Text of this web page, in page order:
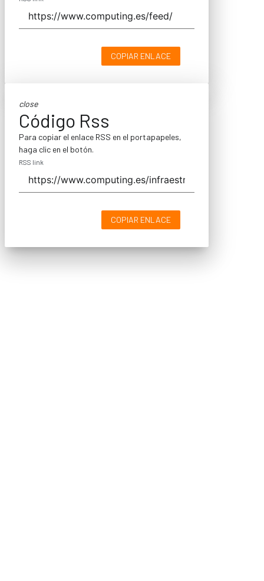
COPIAR ENLACE
close
Código Rss
Para copiar el enlace RSS en el portapapeles,
haga clic en el botón.
RSS link
COPIAR ENLACE